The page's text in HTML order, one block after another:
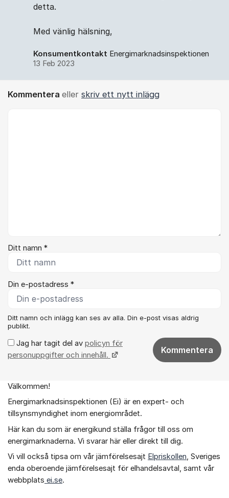
detta.
Med vänlig hälsning,
Konsumentkontakt Energimarknadsinspektionen
13 Feb 2023
Kommentera eller skriv ett nytt inlägg
Ditt namn *
Din e-postadress *
Ditt namn och inlägg kan ses av alla. Din e-post visas aldrig
publikt.
Jag har tagit del av policyn för
personuppgifter och innehåll.
Kommentera
Om forumet
Välkommen!
Energimarknadsinspektionen (Ei) är en expert- och
tillsynsmyndighet inom energiområdet.
Här kan du som är energikund ställa frågor till oss om
energimarknaderna. Vi svarar här eller direkt till dig.
Vi vill också tipsa om vår jämförelsesajt Elpriskollen, Sveriges
enda oberoende jämförelsesajt för elhandelsavtal, samt vår
webbplats ei.se.